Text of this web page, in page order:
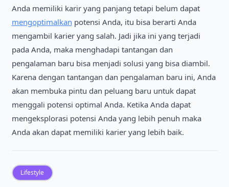
Anda memiliki karir yang panjang tetapi belum dapat
mengoptimalkan potensi Anda, itu bisa berarti Anda
mengambil karier yang salah. Jadi jika ini yang terjadi
pada Anda, maka menghadapi tantangan dan
pengalaman baru bisa menjadi solusi yang bisa diambil.
Karena dengan tantangan dan pengalaman baru ini, Anda
akan membuka pintu dan peluang baru untuk dapat
menggali potensi optimal Anda. Ketika Anda dapat
mengeksplorasi potensi Anda yang lebih penuh maka
Anda akan dapat memiliki karier yang lebih baik.
Lifestyle